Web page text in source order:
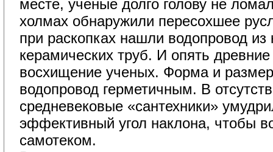
месте, ученые долго голову не
холмах обнаружили пересохшее
при раскопках нашли водопровод из
керамических труб. И опять
восхищение ученых. Форма и
водопровод герметичным. В
средневековые «сантехники»
эффективный угол наклона, чтобы
самотеком.